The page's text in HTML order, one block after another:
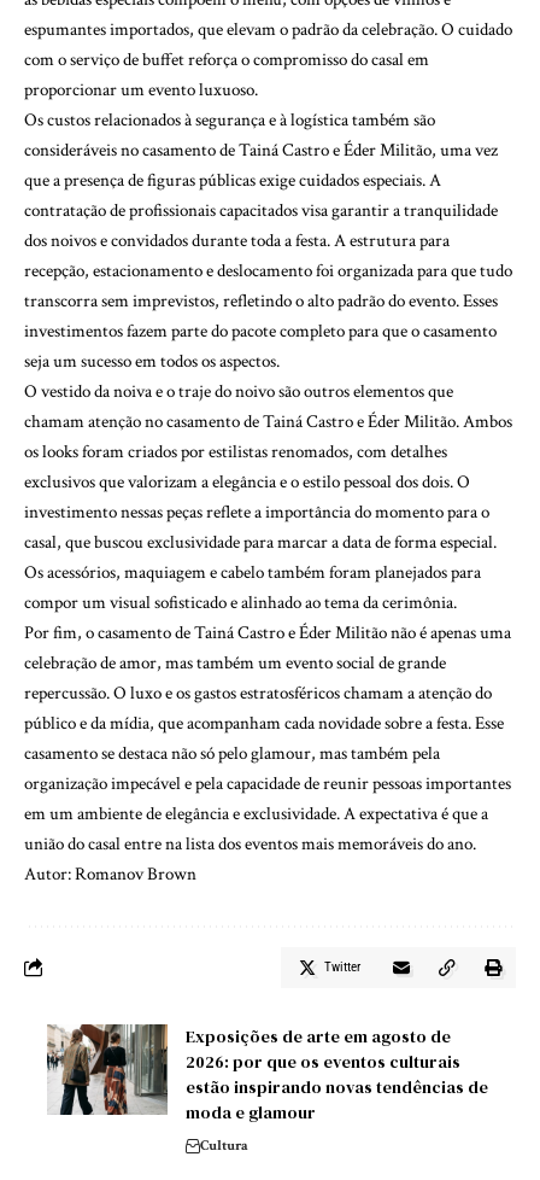
espumantes importados, que elevam o padrão da celebração. O cuidado
com o serviço de buffet reforça o compromisso do casal em
proporcionar um evento luxuoso.
Os custos relacionados à segurança e à logística também são
consideráveis no casamento de Tainá Castro e Éder Militão, uma vez
que a presença de figuras públicas exige cuidados especiais. A
contratação de profissionais capacitados visa garantir a tranquilidade
dos noivos e convidados durante toda a festa. A estrutura para
recepção, estacionamento e deslocamento foi organizada para que tudo
transcorra sem imprevistos, refletindo o alto padrão do evento. Esses
investimentos fazem parte do pacote completo para que o casamento
seja um sucesso em todos os aspectos.
O vestido da noiva e o traje do noivo são outros elementos que
chamam atenção no casamento de Tainá Castro e Éder Militão. Ambos
os looks foram criados por estilistas renomados, com detalhes
exclusivos que valorizam a elegância e o estilo pessoal dos dois. O
investimento nessas peças reflete a importância do momento para o
casal, que buscou exclusividade para marcar a data de forma especial.
Os acessórios, maquiagem e cabelo também foram planejados para
compor um visual sofisticado e alinhado ao tema da cerimônia.
Por fim, o casamento de Tainá Castro e Éder Militão não é apenas uma
celebração de amor, mas também um evento social de grande
repercussão. O luxo e os gastos estratosféricos chamam a atenção do
público e da mídia, que acompanham cada novidade sobre a festa. Esse
casamento se destaca não só pelo glamour, mas também pela
organização impecável e pela capacidade de reunir pessoas importantes
em um ambiente de elegância e exclusividade. A expectativa é que a
união do casal entre na lista dos eventos mais memoráveis do ano.
Autor: Romanov Brown
Twitter
Exposições de arte em agosto de
2026: por que os eventos culturais
estão inspirando novas tendências de
moda e glamour
Cultura